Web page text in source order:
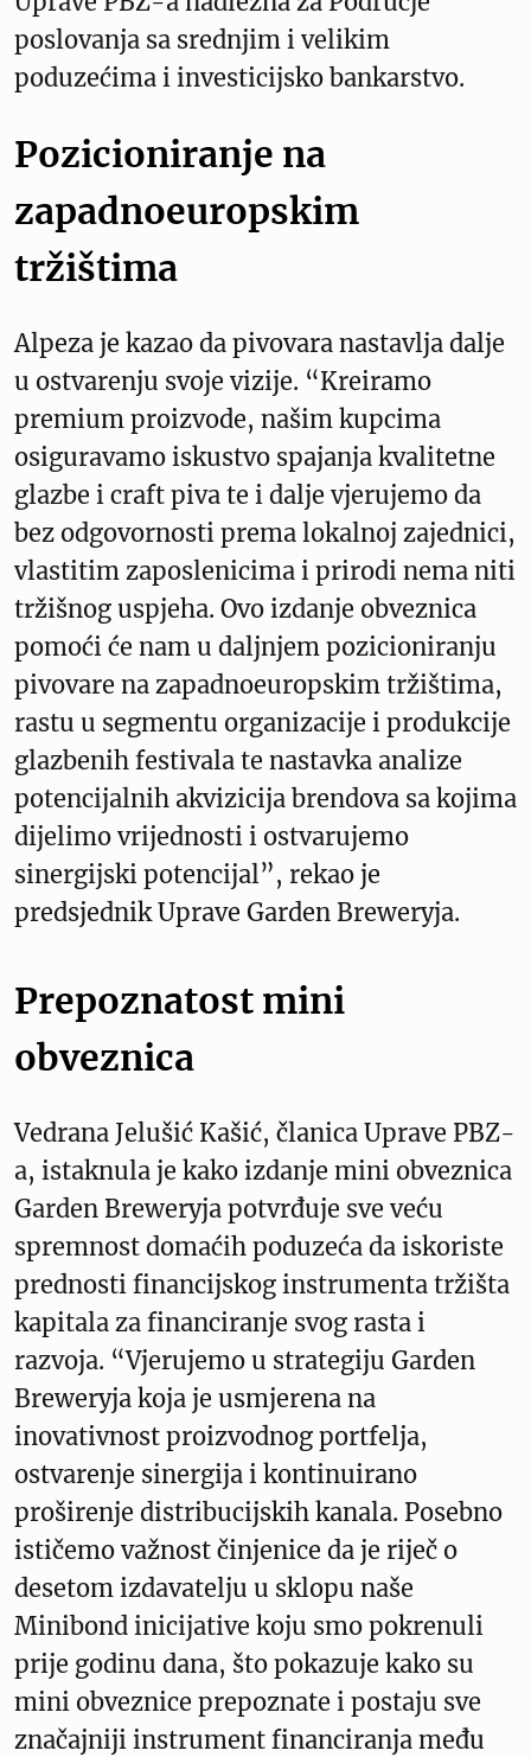
poslovanja sa srednjim i velikim
poduzećima i investicijsko bankarstvo.
Pozicioniranje na
zapadnoeuropskim
tržištima
Alpeza je kazao da pivovara nastavlja dalje
u ostvarenju svoje vizije. “Kreiramo
premium proizvode, našim kupcima
osiguravamo iskustvo spajanja kvalitetne
glazbe i craft piva te i dalje vjerujemo da
bez odgovornosti prema lokalnoj zajednici,
vlastitim zaposlenicima i prirodi nema niti
tržišnog uspjeha. Ovo izdanje obveznica
pomoći će nam u daljnjem pozicioniranju
pivovare na zapadnoeuropskim tržištima,
rastu u segmentu organizacije i produkcije
glazbenih festivala te nastavka analize
potencijalnih akvizicija brendova sa kojima
dijelimo vrijednosti i ostvarujemo
sinergijski potencijal”, rekao je
predsjednik Uprave Garden Breweryja.
Prepoznatost mini
obveznica
Vedrana Jelušić Kašić, članica Uprave PBZ-
a, istaknula je kako izdanje mini obveznica
Garden Breweryja potvrđuje sve veću
spremnost domaćih poduzeća da iskoriste
prednosti financijskog instrumenta tržišta
kapitala za financiranje svog rasta i
razvoja. “Vjerujemo u strategiju Garden
Breweryja koja je usmjerena na
inovativnost proizvodnog portfelja,
ostvarenje sinergija i kontinuirano
proširenje distribucijskih kanala. Posebno
ističemo važnost činjenice da je riječ o
desetom izdavatelju u sklopu naše
Minibond inicijative koju smo pokrenuli
prije godinu dana, što pokazuje kako su
mini obveznice prepoznate i postaju sve
značajniji instrument financiranja među